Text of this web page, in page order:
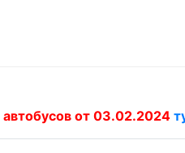
от 03.02.2024